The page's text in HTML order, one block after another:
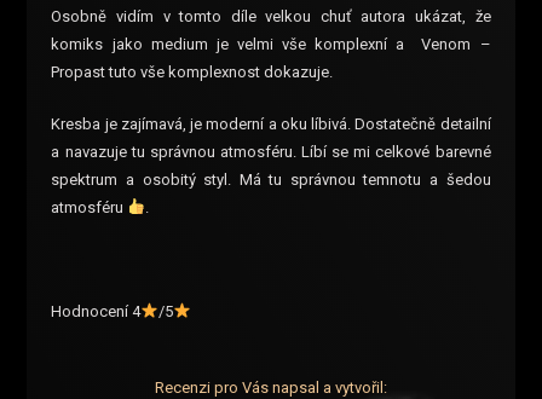
Osobně vidím v tomto díle velkou chuť autora ukázat, že
komiks jako medium je velmi vše komplexní a Venom –
Propast tuto vše komplexnost dokazuje.
Kresba je zajímavá, je moderní a oku líbivá. Dostatečně detailní
a navazuje tu správnou atmosféru. Líbí se mi celkové barevné
spektrum a osobitý styl. Má tu správnou temnotu a šedou
atmosféru
.
Hodnocení 4 /5
Recenzi pro Vás napsal a vytvořil: